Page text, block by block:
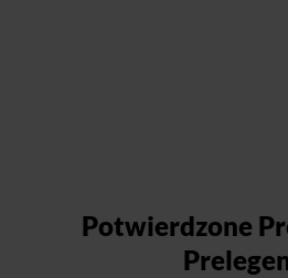
Potwierdzone